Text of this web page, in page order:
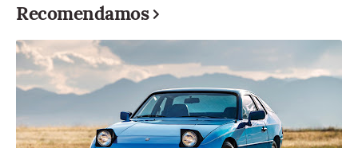
Recomendamos